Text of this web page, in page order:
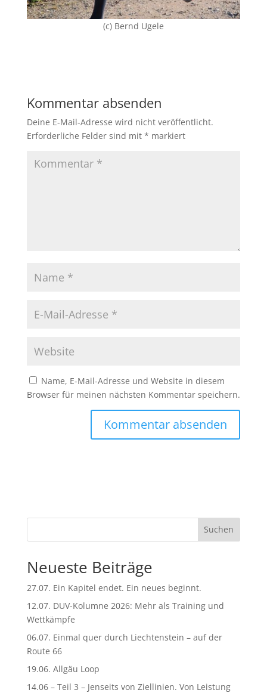
(c) Bernd Ugele
Kommentar absenden
Deine E-Mail-Adresse wird nicht veröffentlicht.
Erforderliche Felder sind mit * markiert
Name, E-Mail-Adresse und Website in diesem
Browser für meinen nächsten Kommentar speichern.
i
e
:
Suchen
Neueste Beiträge
27.07. Ein Kapitel endet. Ein neues beginnt.
12.07. DUV-Kolumne 2026: Mehr als Training und
Wettkämpfe
06.07. Einmal quer durch Liechtenstein – auf der
Route 66
19.06. Allgäu Loop
14.06 – Teil 3 – Jenseits von Ziellinien. Von Leistung